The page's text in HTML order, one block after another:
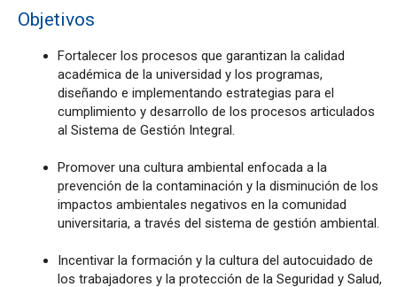
Objetivos
Fortalecer los procesos que garantizan la calidad
académica de la universidad y los programas,
diseñando e implementando estrategias para el
cumplimiento y desarrollo de los procesos articulados
al Sistema de Gestión Integral.
Promover una cultura ambiental enfocada a la
prevención de la contaminación y la disminución de los
impactos ambientales negativos en la comunidad
universitaria, a través del sistema de gestión ambiental.
Incentivar la formación y la cultura del autocuidado de
los trabajadores y la protección de la Seguridad y Salud,